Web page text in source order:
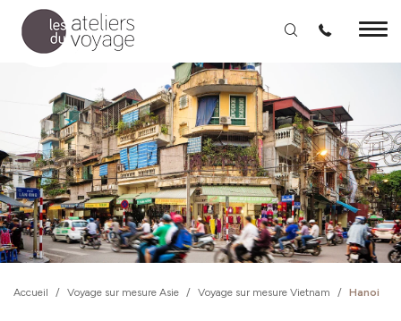
Aller au contenu principal
Accueil / Voyage sur mesure Asie / Voyage sur mesure Vietnam / Hanoi